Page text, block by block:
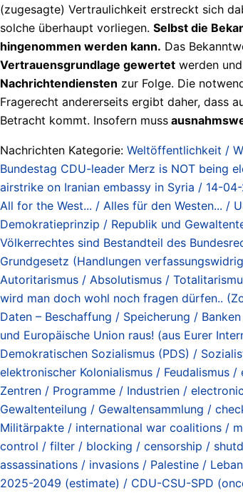
(zugesagte) Vertraulichkeit erstreckt sich
solche überhaupt vorliegen. Selbst die
hingenommen werden kann. Das
Vertrauensgrundlage gewertet werden
Nachrichtendiensten zur Folge. Die
Fragerecht andererseits ergibt daher, dass
Betracht kommt. Insofern muss
Nachrichten Kategorie: Weltöffentlichkeit /
Bundestag CDU-leader Merz is NOT being
airstrike on Iranian embassy in Syria / 14-
All for the West... / Alles für den Westen... /
Demokratieprinzip / Republik und
Völkerrechtes sind Bestandteil des
Grundgesetz (Handlungen
Autoritarismus / Absolutismus /
wird man doch wohl noch fragen dürfen..
Daten – Beschaffung / Speicherung /
und Europäische Union raus! (aus Eurer
Demokratischen Sozialismus (PDS) /
elektronischer Kolonialismus / Feudalismus
Zentren / Programme / Industrien /
Gewaltenteilung / Gewaltensammlung /
Militärpakte / international war coalitions /
control / filter / blocking / censorship /
assassinations / invasions / Palestine /
2025-2049 (estimate) / CDU-CSU-SPD